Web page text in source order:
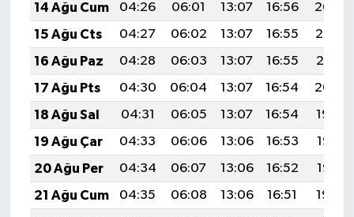
14 Ağu Cum
04:26 06:01 13:07 16:56
20:04
15 Ağu Cts
04:27 06:02 13:07 16:55
20:03
16 Ağu Paz
04:28 06:03 13:07 16:55
20:01
17 Ağu Pts
04:30 06:04 13:07 16:54
20:00
18 Ağu Sal
04:31 06:05 13:07 16:54
19:59
19 Ağu Çar
04:33 06:06 13:06 16:53
19:57
20 Ağu Per
04:34 06:07 13:06 16:52
19:56
21 Ağu Cum
04:35 06:08 13:06 16:51
19:54